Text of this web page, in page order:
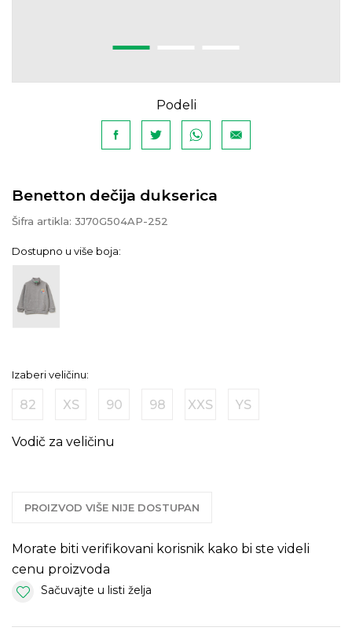
Podeli
Benetton dečija dukserica
Šifra artikla: 3J70G504AP-252
Dostupno u više boja:
Izaberi veličinu:
82 XS 90 98 XXS YS
Vodič za veličinu
PROIZVOD VIŠE NIJE DOSTUPAN
Morate biti verifikovani korisnik kako bi ste videli
cenu proizvoda
Sačuvajte u listi želja